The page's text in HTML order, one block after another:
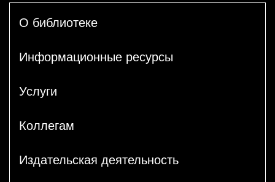
О библиотеке
Информационные ресурсы
Услуги
Коллегам
Издательская деятельность